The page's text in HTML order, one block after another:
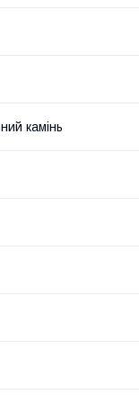
камінь